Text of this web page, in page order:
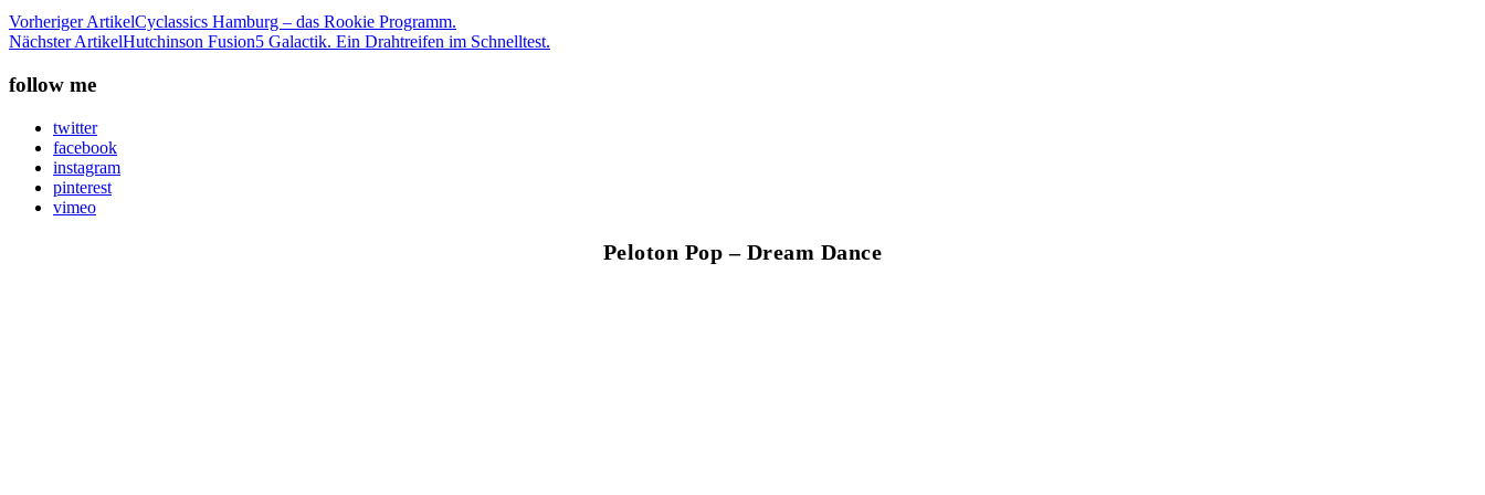
Vorheriger ArtikelCyclassics Hamburg – das Rookie Programm.
Nächster ArtikelHutchinson Fusion5 Galactik. Ein Drahtreifen im Schnelltest.
follow me
twitter
facebook
instagram
pinterest
vimeo
Peloton Pop – Dream Dance